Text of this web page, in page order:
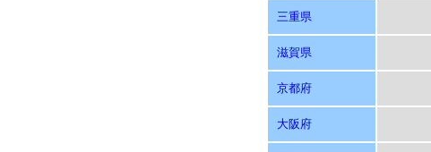
三重県
滋賀県
京都府
大阪府